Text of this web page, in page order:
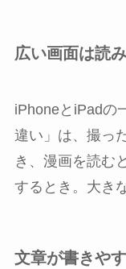
広い画面は読
iPhoneとiPadの
違い」は、撮っ
き、漫画を読む
するとき。大き
文章が書きや